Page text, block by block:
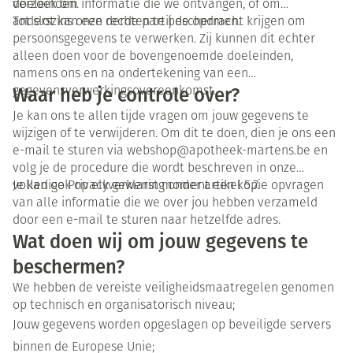
doeleinden.
verzoek om informatie die we ontvangen, of om
anderszins onze rechten te beschermen.
Tot slot kan een derde partij de opdracht krijgen om
persoonsgegevens te verwerken. Zij kunnen dit echter
alleen doen voor de bovengenoemde doeleinden,
namens ons en na ondertekening van een
gegevensverwerkingsovereenkomst.
Waar heb je controle over?
Je kan ons te allen tijde vragen om jouw gegevens te
wijzigen of te verwijderen. Om dit te doen, dien je ons een
e-mail te sturen via webshop@apotheek-martens.be en
volg je de procedure die wordt beschreven in onze
volledige Privacyverklaring onder artikel 5.7.
Je kan ook op elk gewenst moment een kopie opvragen
van alle informatie die we over jou hebben verzameld
door een e-mail te sturen naar hetzelfde adres.
Wat doen wij om jouw gegevens te
beschermen?
We hebben de vereiste veiligheidsmaatregelen genomen
op technisch en organisatorisch niveau;
Jouw gegevens worden opgeslagen op beveiligde servers
binnen de Europese Unie;